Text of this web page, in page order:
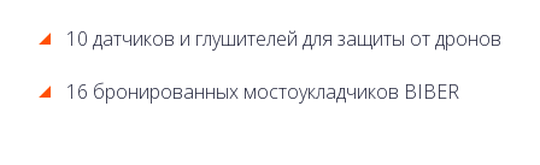
10 датчиков и глушителей для защиты от дронов
16 бронированных мостоукладчиков BIBER